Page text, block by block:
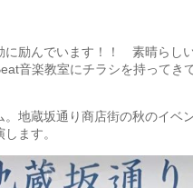
に励んでいます！！ 素晴らしい
音楽教室にチラシを持ってき
地蔵坂通り商店街の秋のイベ
ます。